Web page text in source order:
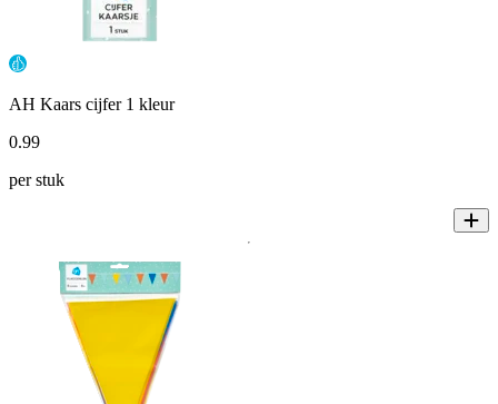
AH Kaars cijfer 1 kleur
0.99
per stuk